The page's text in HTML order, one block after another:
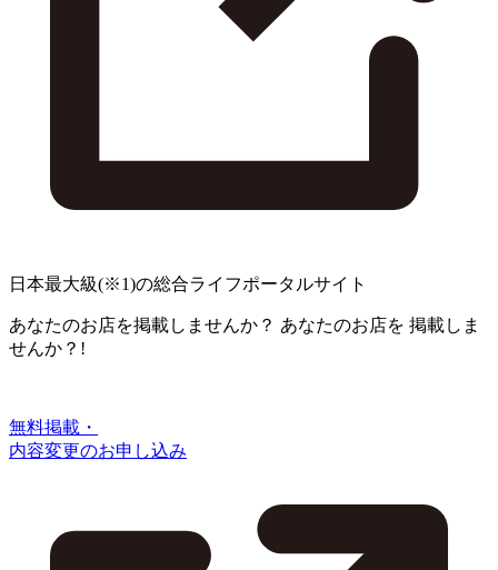
日本最大級(※1)の総合ライフポータルサイト
あなたのお店を掲載しませんか？ あなたのお店を 掲載しま
せんか？!
無料掲載・
内容変更のお申し込み